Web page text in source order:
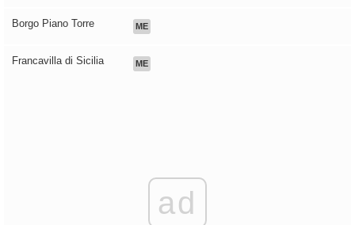
Borgo Piano Torre ME
Francavilla di Sicilia ME
ad